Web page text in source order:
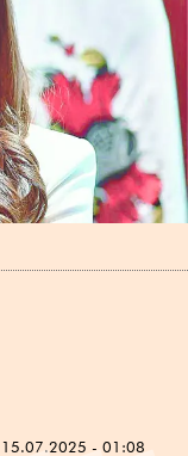
15.07.2025 - 01:08